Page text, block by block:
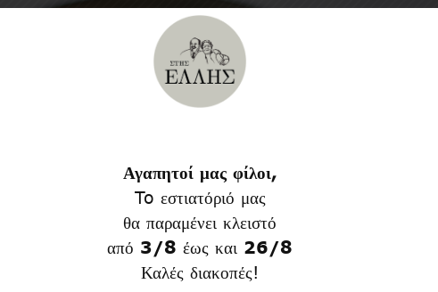
Αγαπητοί μας φίλοι,
To εστιατόριό μας
θα παραμένει κλειστό
από 3/8 έως και 26/8
Καλές διακοπές!